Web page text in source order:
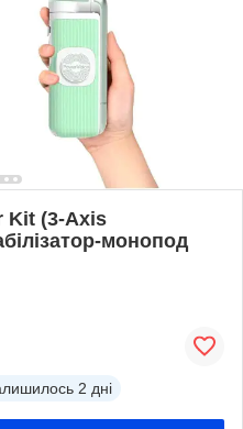
Kit (3-Axis
монопод
2 дні